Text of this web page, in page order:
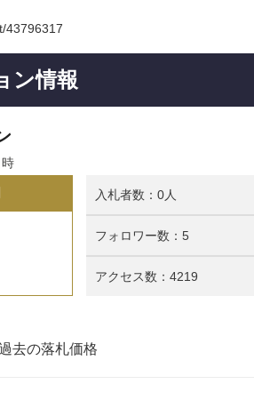
43796317
ン情報
入札者数：0人
フォロワー数：5
アクセス数：4219
去の落札価格